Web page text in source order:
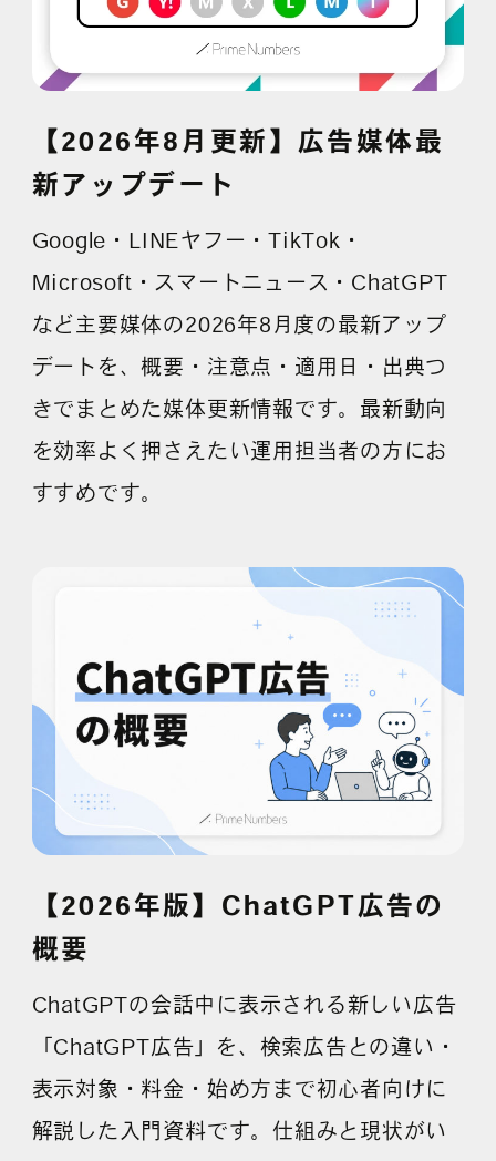
【2026年8月更新】広告媒体最
新アップデート
Google・LINEヤフー・TikTok・
Microsoft・スマートニュース・ChatGPT
など主要媒体の2026年8月度の最新アップ
デートを、概要・注意点・適用日・出典つ
きでまとめた媒体更新情報です。最新動向
を効率よく押さえたい運用担当者の方にお
すすめです。
【2026年版】ChatGPT広告の
概要
ChatGPTの会話中に表示される新しい広告
「ChatGPT広告」を、検索広告との違い・
表示対象・料金・始め方まで初心者向けに
解説した入門資料です。仕組みと現状がい